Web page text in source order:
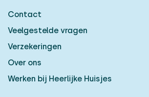
Contact
Veelgestelde vragen
Verzekeringen
Over ons
Werken bij Heerlijke Huisjes